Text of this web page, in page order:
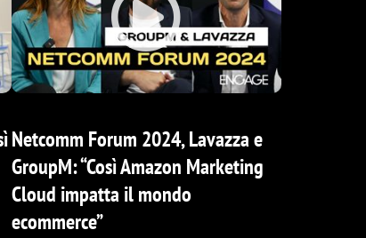
Netcomm Forum 2024, Lavazza e
GroupM: “Così Amazon Marketing
Cloud impatta il mondo
ecommerce”